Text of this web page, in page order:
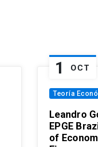
1 OCT
Teoría
Leandro
EPGE
of